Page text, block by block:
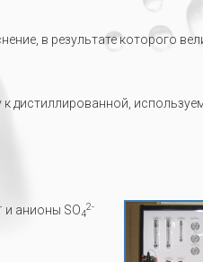
в результате которого
дистиллированной,
и анионы SO4
2-